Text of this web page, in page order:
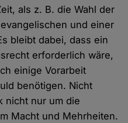
als z. B. die Wahl der
und einer
bleibt dabei, dass ein
erforderlich wäre,
einige Vorarbeit
benötigen. Nicht
nicht nur um die
Macht und Mehrheiten.